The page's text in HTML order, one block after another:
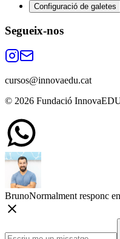
Configuració de galetes
Segueix-nos
cursos@innovaedu.cat
© 2026 Fundació
BrunoNormalment responc